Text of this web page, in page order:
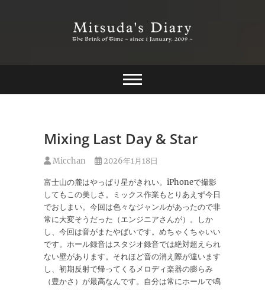
Mitsuda's Diary
Mixing Last Day & Star
Micchan 2026年1月18日
富士山の麓はやっぱり星がきれい。iPhoneで撮影
してもこの美しさ。ミックス作業もとりあえず今日
でおしまい。今回は色々なジャンルがあったので非
常に大変そうだった（エンジニアさんが）。しか
し、今回は音がまたやばいです。めちゃくちゃいい
です。ホール録音はスタジオ録音では絶対超えられ
ない壁があります。それほど音の消え際が違います
し、初期反射で帰ってくるメロディ楽器の膨らみ
（豊かさ）が最高なんです。自分は常にホールで鳴